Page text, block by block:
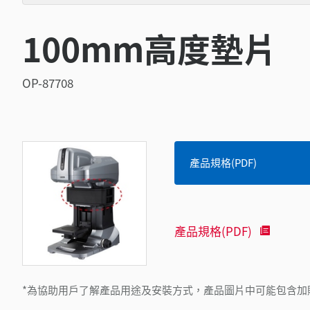
100mm高度墊片
OP-87708
*為協助用戶了解產品用途及安裝方式，產品圖片中可能包含
產品規格(PDF)
產品規格(PDF)